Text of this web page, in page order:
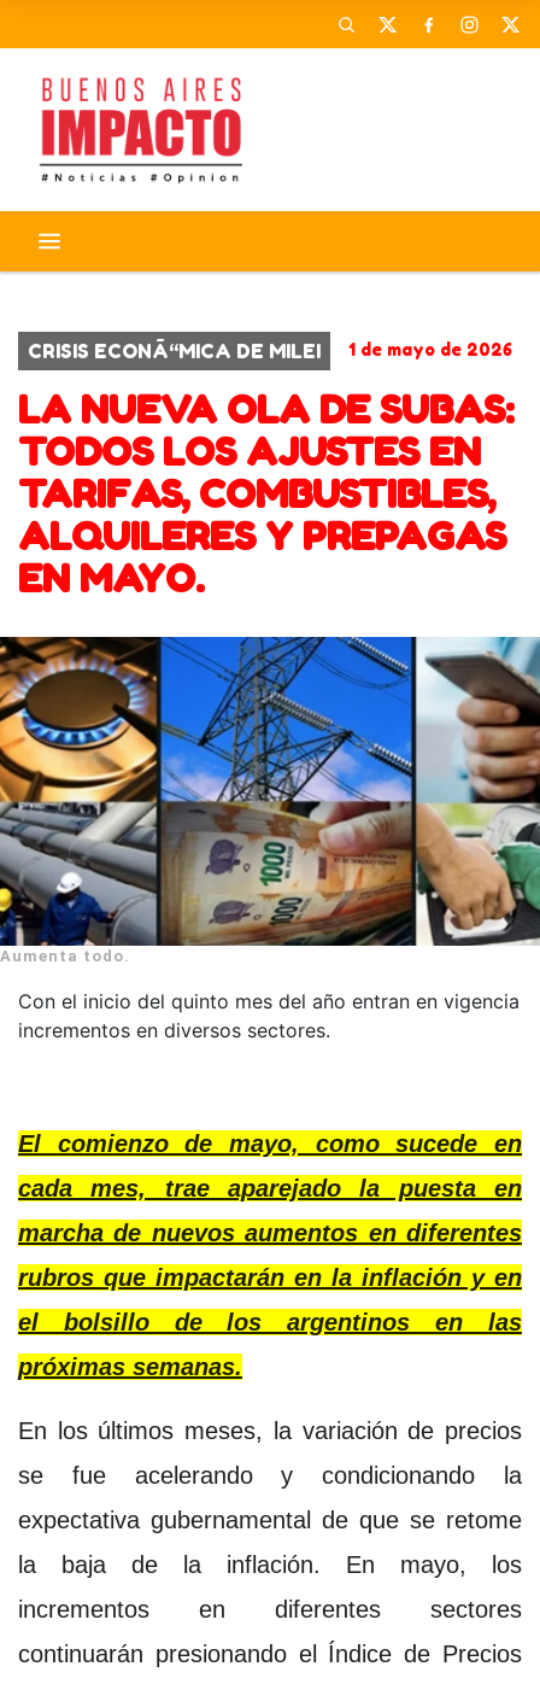
CRISIS ECONÃ“MICA DE MILEI 1 de mayo de 2026
LA NUEVA OLA DE SUBAS:
TODOS LOS AJUSTES EN
TARIFAS, COMBUSTIBLES,
ALQUILERES Y PREPAGAS
EN MAYO.
Aumenta todo.
Con el inicio del quinto mes del año entran en vigencia
incrementos en diversos sectores.
El comienzo de mayo, como sucede en
cada mes, trae aparejado la puesta en
marcha de nuevos aumentos en diferentes
rubros que impactarán en la inflación y en
el bolsillo de los argentinos en las
próximas semanas.
En los últimos meses, la variación de precios
se fue acelerando y condicionando la
expectativa gubernamental de que se retome
la baja de la inflación. En mayo, los
incrementos en diferentes sectores
continuarán presionando el Índice de Precios